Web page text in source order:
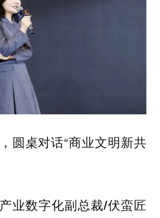
圆桌对话“商业文明新共
业数字化副总裁/伏蛮匠